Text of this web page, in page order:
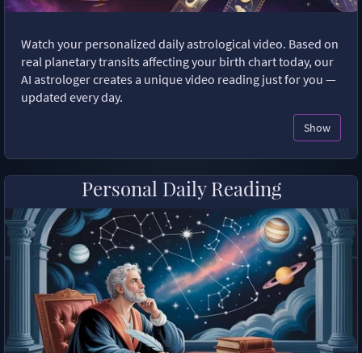
Watch your personalized daily astrological video. Based on
real planetary transits affecting your birth chart today, our
AI astrologer creates a unique video reading just for you —
updated every day.
Show
Personal Daily Reading